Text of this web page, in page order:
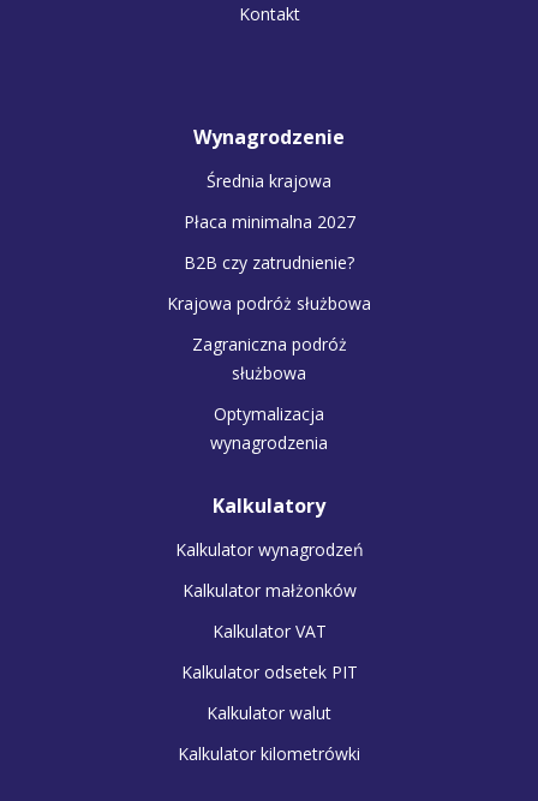
Kontakt
Wynagrodzenie
Średnia krajowa
Płaca minimalna 2027
B2B czy zatrudnienie?
Krajowa podróż służbowa
Zagraniczna podróż
służbowa
Optymalizacja
wynagrodzenia
Kalkulatory
Kalkulator wynagrodzeń
Kalkulator małżonków
Kalkulator VAT
Kalkulator odsetek PIT
Kalkulator walut
Kalkulator kilometrówki